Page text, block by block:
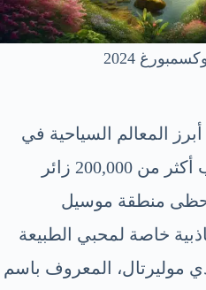
2024
المعالم السياحية في
لوكسمبورغ، حيث تستقطب أكثر من 200,000 زائر
تحظى منطقة موسيل
خاصة لمحبي الطبيعة
موليرتال، المعروف باسم